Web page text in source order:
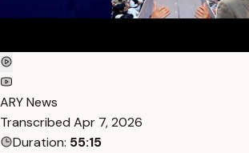
ARY News
Transcribed Apr 7, 2026
Duration: 55:15